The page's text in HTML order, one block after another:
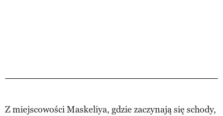
Z miejscowości Maskeliya, gdzie zaczynają się schody,